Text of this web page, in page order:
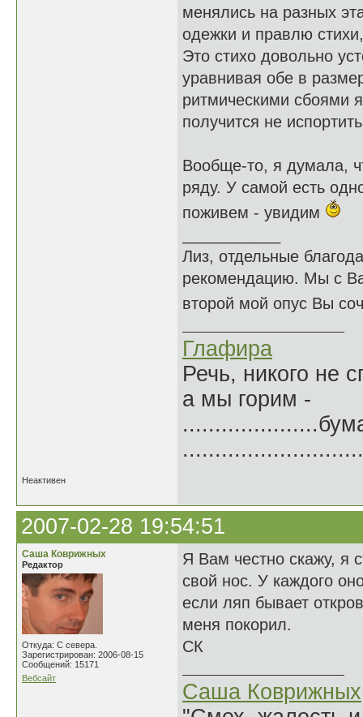
менялись на разных
одежки и правлю
Это стихо довольно
уравнивая обе в
ритмическими сбоями
получится не
Вообще-то, я думала,
ряду. У самой есть
поживем - увидим
Лиз, отдельные
рекомендацию. Мы с
второй мой опус Вы
Глафира
Речь, никого не
а мы горим -
Неактивен
2007-02-28 19:54:51
Саша Коврижных
Редактор
Откуда: С севера.
Зарегистрирован: 2006-08-15
Сообщений: 15171
Вебсайт
Я Вам честно скажу, я
свой нос. У каждого
если ляп бывает
меня покорил.
СК
Саша Коврижных